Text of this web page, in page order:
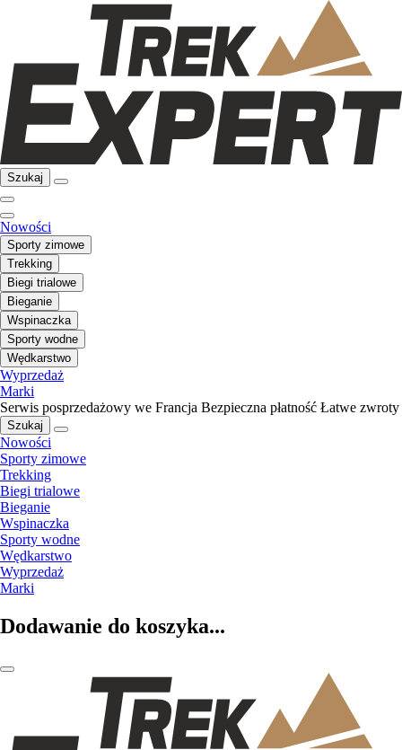
Szukaj
Nowości
Sporty zimowe
Trekking
Biegi trialowe
Bieganie
Wspinaczka
Sporty wodne
Wędkarstwo
Wyprzedaż
Marki
Serwis posprzedażowy we Francja Bezpieczna płatność Łatwe zwroty
Szukaj
Nowości
Sporty zimowe
Trekking
Biegi trialowe
Bieganie
Wspinaczka
Sporty wodne
Wędkarstwo
Wyprzedaż
Marki
Dodawanie do koszyka...